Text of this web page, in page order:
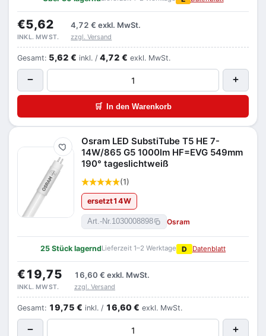
€5,62 4,72 € exkl. MwSt.
INKL. MWST. zzgl. Versand
Gesamt: 5,62 € inkl. / 4,72 € exkl. MwSt.
− +
🛒 In den Warenkorb
Merken
Osram LED SubstiTube T5 HE 7-
14W/865 G5 1000lm HF=EVG 549mm
190° tageslichtweiß
(1)
ersetzt14W
Art.-Nr.1030008898 Osram
25 Stück lagerndLieferzeit 1–2 Werktage D Datenblatt
€19,75 16,60 € exkl. MwSt.
INKL. MWST. zzgl. Versand
Gesamt: 19,75 € inkl. / 16,60 € exkl. MwSt.
− +